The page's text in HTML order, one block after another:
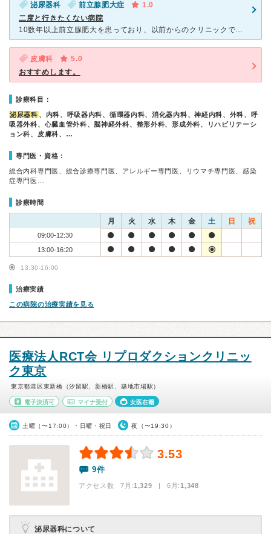
泌尿器科 前立腺肥大症
1.0
二度と行きたくない病院
10数年以上前立腺肥大を患っており、以前からのクリニックで排尿を容易にする薬を飲み続けていました。 ある夜、突然完璧に閉尿してしまいお腹がはち切れそうになり、翌日まで待てずに救急でこの病院に運ばれま
皮膚科
5.0
おすすめします。
診療科目：
泌尿器科 、内科、呼吸器内科、循環器内科、消化器内科、神経内科、外科、呼
吸器外科、心臓血管外科、脳神経外科、整形外科、形成外科、リハビリテーシ
ョン科、皮膚科、…
専門医・資格：
総合内科専門医、総合診療専門医、アレルギー専門医、リウマチ専門医、感染
症専門医…
診療時間
月 火 水 木 金 土 日 祝
09:00-12:30
13:00-16:20
13:30-16:00
治療実績
この病院の治療実績を見る
医療法人RCT会 リプロダクションクリニッ
ク東京
東京都港区東新橋（汐留駅、新橋駅、築地市場駅）
電子決済可 マイナ受付 女医在籍
土曜（〜17:00）・日曜・祝日 夜（〜19:30）
3.53
9件
アクセス数 7月:1,329 | 6月:1,348
泌尿器科について